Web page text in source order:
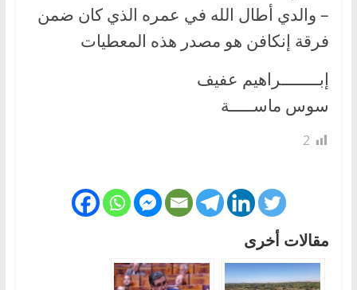
– والدي أطال الله في عمره الذي كان ضمن
فرقة إنكافن هو مصدر هذه المعطيات
إبــــــــراهيم عفيف
سوس ماســـــة
2
مقالات أخرى